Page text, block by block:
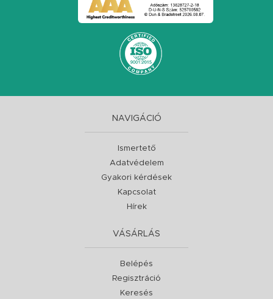
NAVIGÁCIÓ
Ismertető
Adatvédelem
Gyakori kérdések
Kapcsolat
Hírek
VÁSÁRLÁS
Belépés
Regisztráció
Keresés